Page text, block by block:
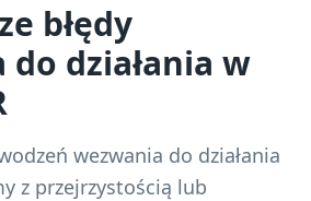
błędy
działania w
wezwania do działania
z przejrzystością lub